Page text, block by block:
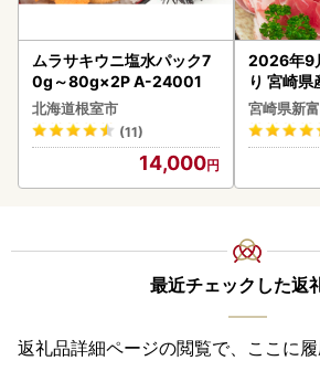
ムラサキウニ塩水パック7
0g～80g×2P A-24001
北海道根室市
(11)
14,000
2026年9
り 宮崎
C325-
宮崎県新
最近チェックした返
返礼品詳細ページの閲覧で、ここに履